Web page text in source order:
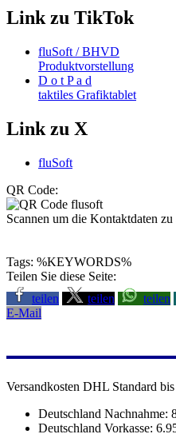
Link zu TikTok
fluSoft / BHVD
Produktvorstellung
D o t P a d
taktiles Grafiktablet
Link zu X
fluSoft
QR Code:
Scannen um die Kontaktdaten zu
Tags: %KEYWORDS%
Teilen Sie diese Seite:
teilen
teilen teilen
E-Mail
Versandkosten DHL Standard
Deutschland Nachnahme:
Deutschland Vorkasse: